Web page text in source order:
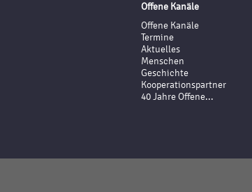
Offene Kanäle
Offene Kanäle
Termine
Aktuelles
Menschen
Geschichte
Kooperationspartner
40 Jahre Offene...